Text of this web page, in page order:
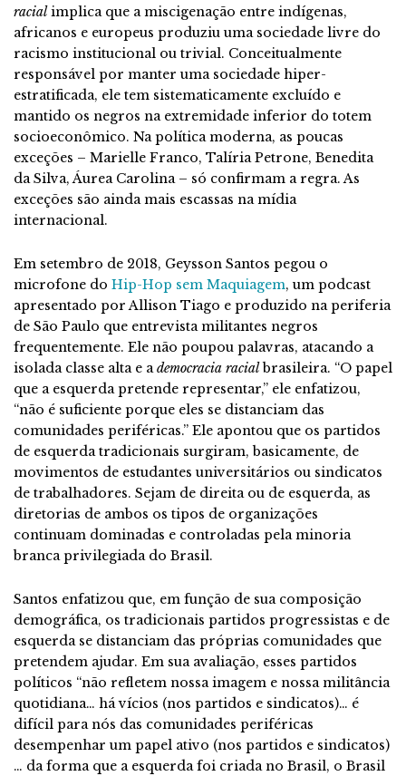
racialimplica que a miscigenação entre indígenas,
africanos e europeus produziu uma sociedade livre do
racismo institucional ou trivial. Conceitualmente
responsável por manter uma sociedade hiper-
estratificada, ele tem sistematicamente excluído e
mantido os negros na extremidade inferior do totem
socioeconômico. Na política moderna, as poucas
exceções – Marielle Franco, Talíria Petrone, Benedita
da Silva, Áurea Carolina – só confirmam a regra. As
exceções são ainda mais escassas na mídia
internacional.
Em setembro de 2018, Geysson Santos pegou o
microfone do Hip-Hop sem Maquiagem, um podcast
apresentado por Allison Tiago e produzido na periferia
de São Paulo que entrevista militantes negros
frequentemente. Ele não poupou palavras, atacando a
isolada classe alta e ademocracia racialbrasileira. “O papel
que a esquerda pretende representar,” ele enfatizou,
“não é suficiente porque eles se distanciam das
comunidades periféricas.” Ele apontou que os partidos
de esquerda tradicionais surgiram, basicamente, de
movimentos de estudantes universitários ou sindicatos
de trabalhadores. Sejam de direita ou de esquerda, as
diretorias de ambos os tipos de organizações
continuam dominadas e controladas pela minoria
branca privilegiada do Brasil.
Santos enfatizou que, em função de sua composição
demográfica, os tradicionais partidos progressistas e de
esquerda se distanciam das próprias comunidades que
pretendem ajudar. Em sua avaliação, esses partidos
políticos “não refletem nossa imagem e nossa militância
quotidiana… há vícios (nos partidos e sindicatos)… é
difícil para nós das comunidades periféricas
desempenhar um papel ativo (nos partidos e sindicatos)
… da forma que a esquerda foi criada no Brasil, o Brasil